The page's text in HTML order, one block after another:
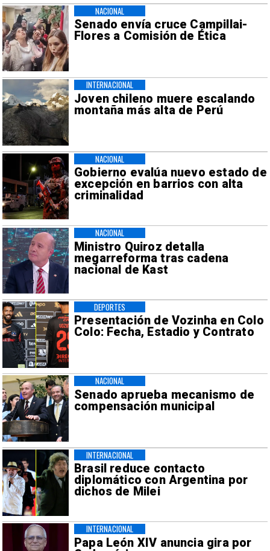
Senado envía cruce Campillai-
Flores a Comisión de Ética
NACIONAL
Joven chileno muere escalando
montaña más alta de Perú
INTERNACIONAL
Gobierno evalúa nuevo estado de
excepción en barrios con alta
criminalidad
NACIONAL
Ministro Quiroz detalla
megarreforma tras cadena
nacional de Kast
NACIONAL
Presentación de Vozinha en Colo
Colo: Fecha, Estadio y Contrato
DEPORTES
Senado aprueba mecanismo de
compensación municipal
NACIONAL
Brasil reduce contacto
diplomático con Argentina por
dichos de Milei
INTERNACIONAL
Papa León XIV anuncia gira por
INTERNACIONAL